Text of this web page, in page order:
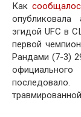
Как
эгидой UFC в
первой
Рандами (7-3)